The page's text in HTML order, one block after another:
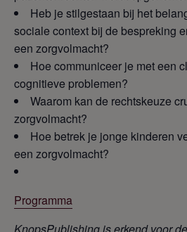
Heb je stilgestaan bij het
sociale context bij de bespreking
een zorgvolmacht?
Hoe communiceer je met een
cognitieve problemen?
Waarom kan de rechtskeuze
zorgvolmacht?
Hoe betrek je jonge kinderen
een zorgvolmacht?
Programma
KnopsPublishing is erkend voor